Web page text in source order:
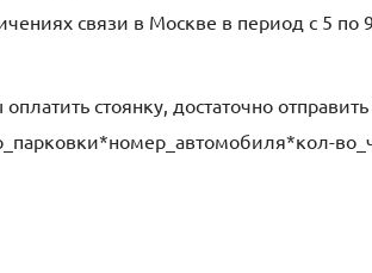
связи в Москве в период с 5 по
стоянку, достаточно